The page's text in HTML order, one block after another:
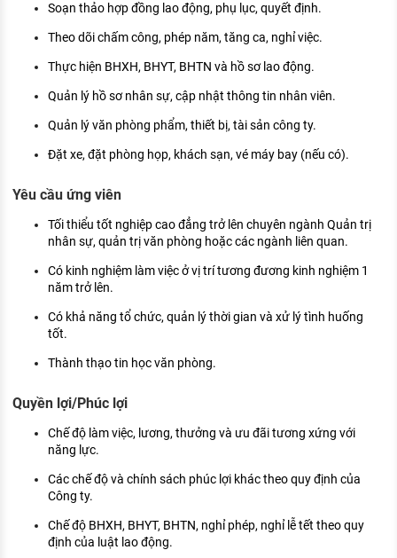
Xu hướng việc làm
XÂY DỰNG VÀ PHÁT TRIỂN ĐỘI NGŨ
Soạn thảo hợp đồng lao động, phụ lục, quyết định.
Theo dõi chấm công, phép năm, tăng ca, nghỉ việc.
Thực hiện BHXH, BHYT, BHTN và hồ sơ lao động.
Quản lý hồ sơ nhân sự, cập nhật thông tin nhân viên.
Quản lý văn phòng phẩm, thiết bị, tài sản công ty.
Đặt xe, đặt phòng họp, khách sạn, vé máy bay (nếu có).
Yêu cầu ứng viên
Tối thiểu tốt nghiệp cao đẳng trở lên chuyên ngành Quản trị
nhân sự, quản trị văn phòng hoặc các ngành liên quan.
Có kinh nghiệm làm việc ở vị trí tương đương kinh nghiệm 1
năm trở lên.
Có khả năng tổ chức, quản lý thời gian và xử lý tình huống
tốt.
Thành thạo tin học văn phòng.
Quyền lợi/Phúc lợi
Chế độ làm việc, lương, thưởng và ưu đãi tương xứng với
năng lực.
Các chế độ và chính sách phúc lợi khác theo quy định của
Công ty.
Chế độ BHXH, BHYT, BHTN, nghỉ phép, nghỉ lễ tết theo quy
định của luật lao động.